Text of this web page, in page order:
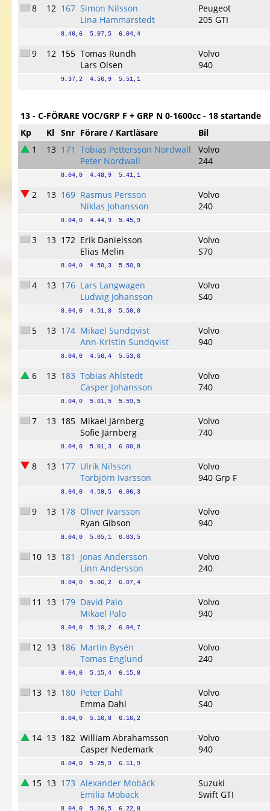
8 12 167 Simon Nilsson
Lina Hammarstedt
Peugeot
205 GTI
8.46,6  5.07,5  6.04,4
9 12 155 Tomas Rundh
Lars Olsen
Volvo
940
9.37,2  4.56,9  5.51,1
13 - C-FÖRARE VOC/GRP F + GRP N 0-1600cc - 18 startande
Kp
Kl Snr Förare / Kartläsare
Bil
1
13 171 Tobias Pettersson Nordwall
Peter Nordwall
Volvo
244
8.04,0  4.48,9  5.41,1
2 13 169 Rasmus Persson
Niklas Johansson
Volvo
240
8.04,0  4.44,9  5.45,9
3 13 172 Erik Danielsson
Elias Melin
Volvo
S70
8.04,0  4.50,3  5.50,9
4 13 176 Lars Langwagen
Ludwig Johansson
Volvo
S40
8.04,0  4.51,8  5.50,0
5 13 174 Mikael Sundqvist
Ann-Kristin Sundqvist
Volvo
940
8.04,0  4.56,4  5.53,6
6 13 183 Tobias Ahlstedt
Casper Johansson
Volvo
740
8.04,0  5.01,5  5.59,5
7 13 185 Mikael Järnberg
Sofie Järnberg
Volvo
740
8.04,0  5.01,3  6.00,8
8 13 177 Ulrik Nilsson
Torbjörn Ivarsson
Volvo
940 Grp F
8.04,0  4.59,5  6.06,3
9 13 178 Oliver Ivarsson
Ryan Gibson
Volvo
940
8.04,0  5.05,1  6.03,5
10 13 181
Jonas Andersson
Linn Andersson
Volvo
240
8.04,0  5.06,2  6.07,4
11 13 179 David Palo
Mikael Palo
Volvo
940
8.04,0  5.10,2  6.04,7
12 13 186 Martin Bysén
Tomas Englund
Volvo
240
8.04,0  5.15,4  6.15,8
13 13 180 Peter Dahl
Emma Dahl
Volvo
S40
8.04,0  5.16,8  6.16,2
14 13 182 William Abrahamsson
Casper Nedemark
Volvo
940
8.04,0  5.25,9  6.11,9
15 13 173 Alexander Mobäck
Emilia Mobäck
Suzuki
Swift GTI
8.04,0  5.26,5  6.22,8